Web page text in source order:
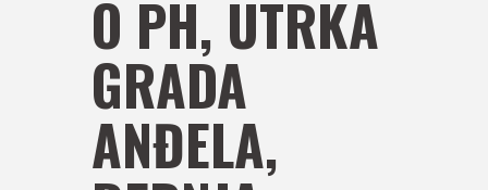
O PH, UTRKA
GRADA
ANĐELA,